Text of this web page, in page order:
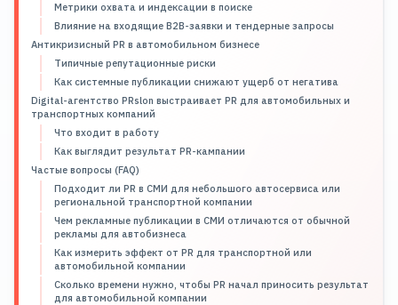
Метрики охвата и индексации в поиске
Влияние на входящие B2B-заявки и тендерные запросы
Антикризисный PR в автомобильном бизнесе
Типичные репутационные риски
Как системные публикации снижают ущерб от негатива
Digital-агентство PRslon выстраивает PR для автомобильных и
транспортных компаний
Что входит в работу
Как выглядит результат PR-кампании
Частые вопросы (FAQ)
Подходит ли PR в СМИ для небольшого автосервиса или
региональной транспортной компании
Чем рекламные публикации в СМИ отличаются от обычной
рекламы для автобизнеса
Как измерить эффект от PR для транспортной или
автомобильной компании
Сколько времени нужно, чтобы PR начал приносить результат
для автомобильной компании